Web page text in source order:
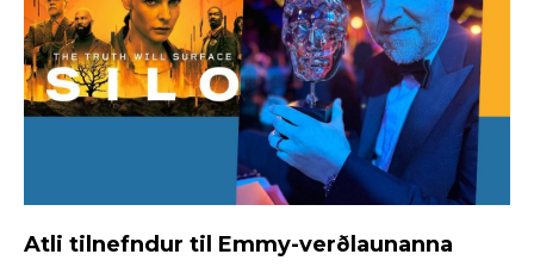
Atli tilnefndur til Emmy-verðlaunanna